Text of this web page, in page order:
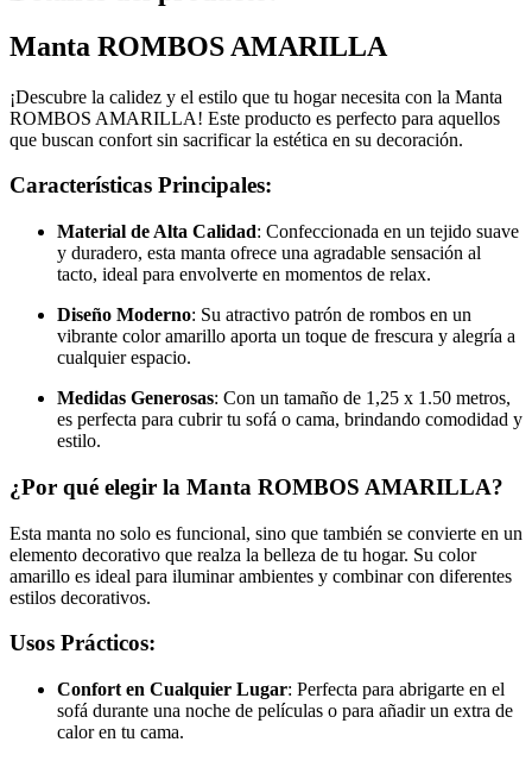
Manta ROMBOS AMARILLA
¡Descubre la calidez y el estilo que tu hogar necesita con la Manta
ROMBOS AMARILLA! Este producto es perfecto para aquellos
que buscan confort sin sacrificar la estética en su decoración.
Características Principales:
Material de Alta Calidad: Confeccionada en un tejido suave
y duradero, esta manta ofrece una agradable sensación al
tacto, ideal para envolverte en momentos de relax.
Diseño Moderno: Su atractivo patrón de rombos en un
vibrante color amarillo aporta un toque de frescura y alegría a
cualquier espacio.
Medidas Generosas: Con un tamaño de 1,25 x 1.50 metros,
es perfecta para cubrir tu sofá o cama, brindando comodidad y
estilo.
¿Por qué elegir la Manta ROMBOS AMARILLA?
Esta manta no solo es funcional, sino que también se convierte en un
elemento decorativo que realza la belleza de tu hogar. Su color
amarillo es ideal para iluminar ambientes y combinar con diferentes
estilos decorativos.
Usos Prácticos:
Confort en Cualquier Lugar: Perfecta para abrigarte en el
sofá durante una noche de películas o para añadir un extra de
calor en tu cama.